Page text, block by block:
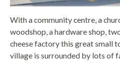
With a community centre, a
woodshop, a hardware shop,
cheese factory this great small
village is surrounded by lots of